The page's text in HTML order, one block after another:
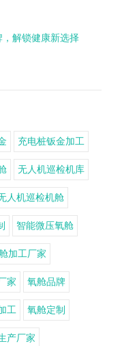
解锁健康新选择
充电桩钣金加工
无人机巡检机库
人机巡检机舱
智能微压氧舱
加工厂家
家 氧舱品牌
工 氧舱定制
产厂家